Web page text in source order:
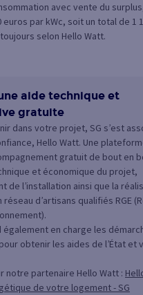
avec vente du
euros par kWc, soit un total de 1
selon Hello Watt.
aide technique et
gratuite
dans votre projet, SG s’est
Hello Watt. Une
gratuit de bout en
et économique du projet,
de l’installation ainsi que la
d’artisans qualifiés RGE
également en charge les
obtenir les aides de l’État et
notre partenaire Hello Watt :
de votre logement - SG